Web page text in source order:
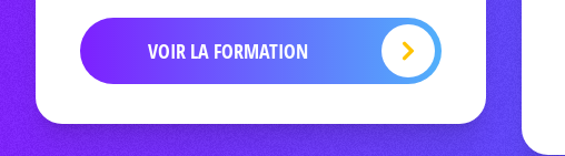
VOIR LA FORMATION